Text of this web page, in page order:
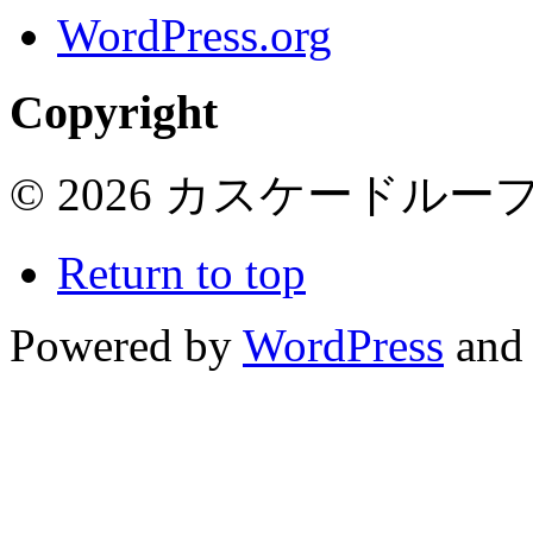
WordPress.org
Copyright
© 2026 カスケードル
Return to top
Powered by WordPress